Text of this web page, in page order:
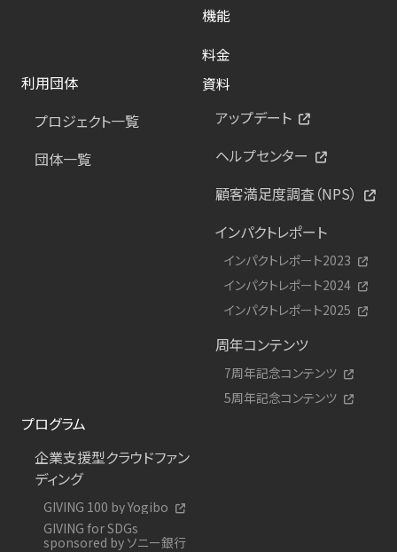
機能
料金
利用団体
プロジェクト一覧
団体一覧
資料
アップデート
ヘルプセンター
顧客満足度調査（NPS）
インパクトレポート
インパクトレポート2023
インパクトレポート2024
インパクトレポート2025
周年コンテンツ
7周年記念コンテンツ
5周年記念コンテンツ
プログラム
企業支援型クラウドファン
ディング
GIVING 100 by Yogibo
GIVING for SDGs
sponsored by ソニー銀行